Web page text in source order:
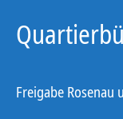
Freigabe Rosenau